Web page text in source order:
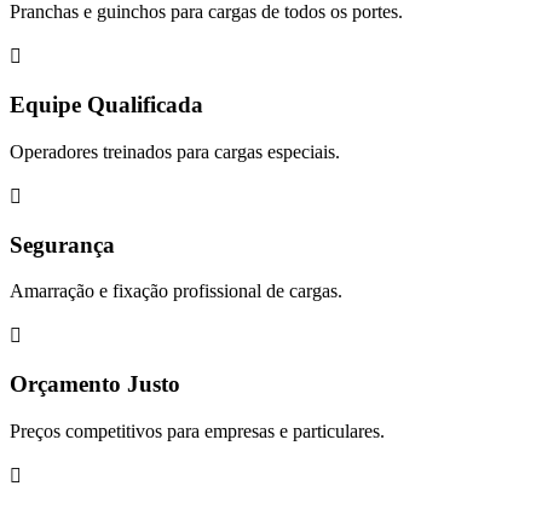
Pranchas e guinchos para cargas de todos os portes.

Equipe Qualificada
Operadores treinados para cargas especiais.

Segurança
Amarração e fixação profissional de cargas.

Orçamento Justo
Preços competitivos para empresas e particulares.
